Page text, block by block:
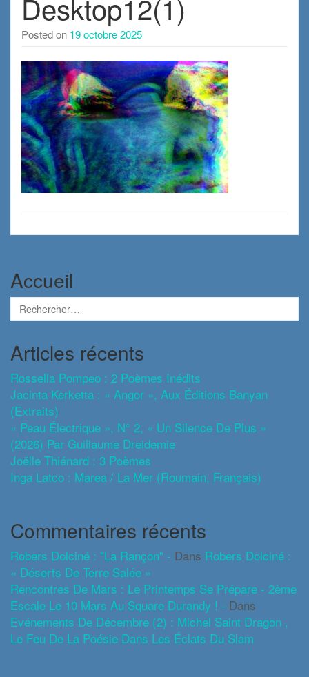
Desktop12(1)
Posted on 19 octobre 2025
Accueil
Articles récents
Rossella Pompeo : 2 Poèmes Inédits
Jacinta Kerketta : « Angor », Aux Éditions Banyan
(extraits)
« Peau Électrique », N° 2, « Un Silence De Plus »
(2026) Par Guillaume Dreidemie
Joëlle Thiénard : 3 Poèmes
Inga Latco : Marea / La Mer (roumain, Français)
Commentaires récents
Robers Dolciné : "La Rançon" - Dans Robers Dolciné :
« Déserts De Terre Salée »
Rencontres De Mars : Le Printemps Se Prépare - 2ème
Escale Le 10 Mars Au Square Durandy ! - Dans
Evénements De Décembre (2) : Michel Saint Dragon ,
Le Feu De La Poésie Dans Les Éclats Du Slam